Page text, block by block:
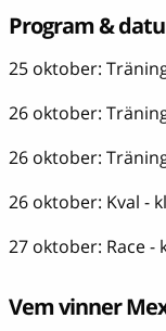
Program &
25 oktober:
26 oktober:
26 oktober:
26 oktober: Kval -
27 oktober: Race -
Vem vinner